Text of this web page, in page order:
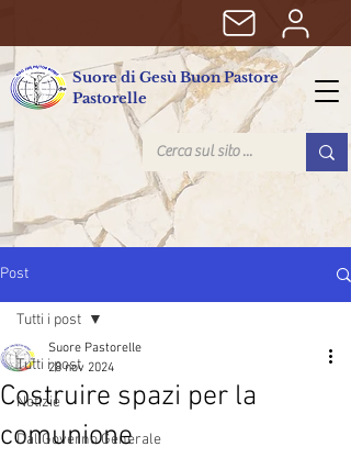
Suore di Gesù Buon Pastore
Pastorelle
Post
Tutti i post
Notizie
Dal Governo Generale
Tutti i post
Costruire spazi per la
comunione
Suore Pastorelle
28 nov 2024